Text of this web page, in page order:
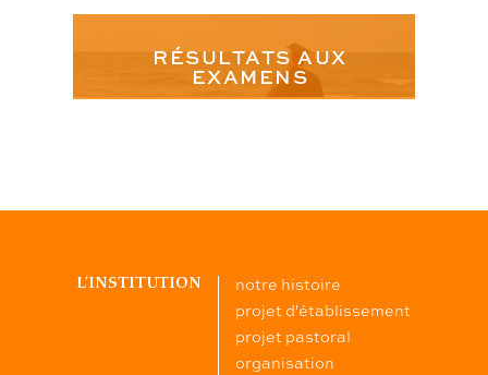
RÉSULTATS AUX
EXAMENS
L’INSTITUTION
notre histoire
projet d'établissement
projet pastoral
organisation